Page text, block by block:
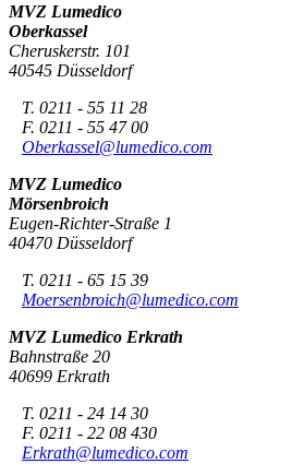
MVZ Lumedico
Oberkassel
Cheruskerstr. 101
40545 Düsseldorf
T. 0211 - 55 11 28
F. 0211 - 55 47 00
Oberkassel@lumedico.com
MVZ Lumedico
Mörsenbroich
Eugen-Richter-Straße 1
40470 Düsseldorf
T. 0211 - 65 15 39
Moersenbroich@lumedico.com
MVZ Lumedico Erkrath
Bahnstraße 20
40699 Erkrath
T. 0211 - 24 14 30
F. 0211 - 22 08 430
Erkrath@lumedico.com